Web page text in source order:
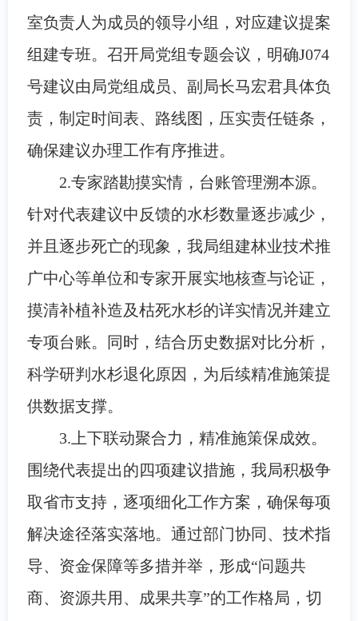
室负责人为成员的领导小组，对应建议提案
组建专班。召开局党组专题会议，明确J074
号建议由局党组成员、副局长马宏君具体负
责，制定时间表、路线图，压实责任链条，
确保建议办理工作有序推进。
2.专家踏勘摸实情，台账管理溯本源。
针对代表建议中反馈的水杉数量逐步减少，
并且逐步死亡的现象，我局组建林业技术推
广中心等单位和专家开展实地核查与论证，
摸清补植补造及枯死水杉的详实情况并建立
专项台账。同时，结合历史数据对比分析，
科学研判水杉退化原因，为后续精准施策提
供数据支撑。
3.上下联动聚合力，精准施策保成效。
围绕代表提出的四项建议措施，我局积极争
取省市支持，逐项细化工作方案，确保每项
解决途径落实落地。通过部门协同、技术指
导、资金保障等多措并举，形成“问题共
商、资源共用、成果共享”的工作格局，切